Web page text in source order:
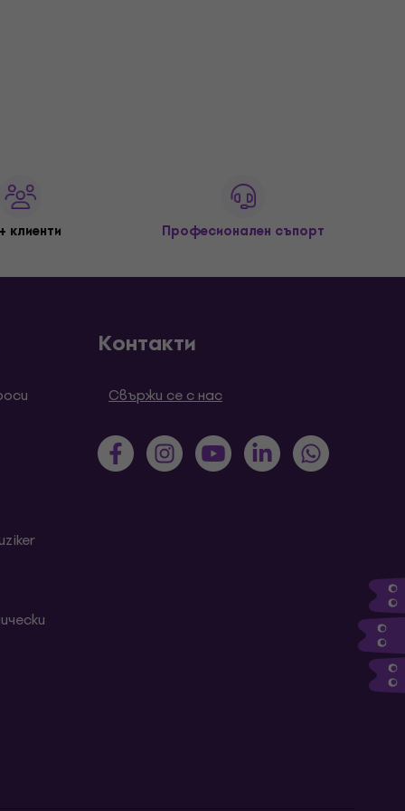
клиенти Професионален съпорт
Контакти
Свържи се с нас